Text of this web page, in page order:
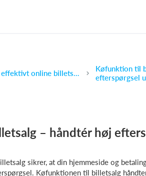
Nemt og effektivt online billetsystem med Holdsport
Køfunktion til
efterspørgsel
– håndtér høj
sikrer, at din hjemmeside og
Køfunktionen til billetsalg